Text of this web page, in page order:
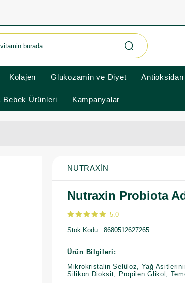
Kolajen Glukozamin ve Diyet Antioksidan
Bebek Ürünleri Kampanyalar
NUTRAXIN
Nutraxin Probiota
5.0
Stok Kodu 8680512627265
Ürün Bilgileri:
Mikrokristalin Selüloz, Yağ
Silikon Dioksit, Propilen Glikol,